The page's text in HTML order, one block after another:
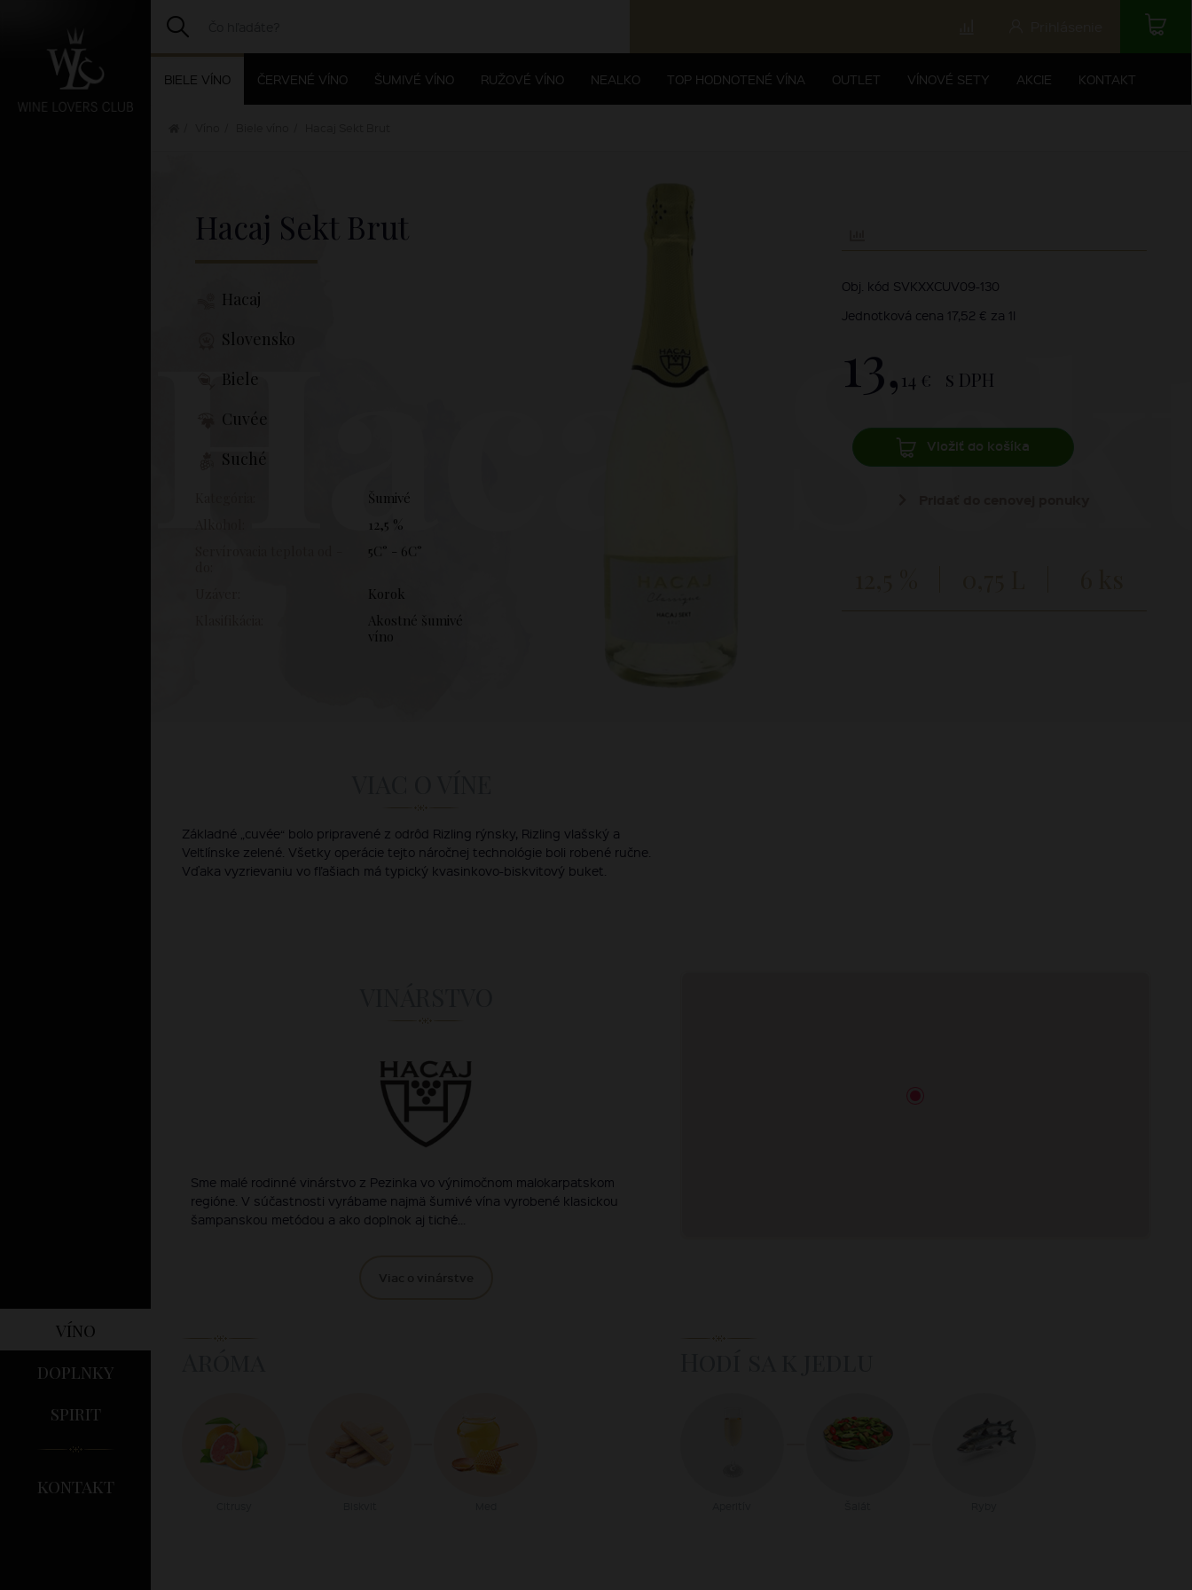
víno
doplnky
spirit
kontakt
BIELE VÍNO ČERVENÉ VÍNO ŠUMIVÉ VÍNO RUŽOVÉ VÍNO NEALKO TOP HODNOTENÉ VÍNA OUTLET VÍNOVÉ SETY AKCIE KONTAKT
Hacaj
Hacaj Sekt Brut
Hacaj
Slovensko
Biele
Cuvée
Suché
Šumivé
12,5 %
5C° - 6C°
Korok
Akostné šumivé
víno
Obj. kód SVKXXCUV09-130
Jednotková cena 17,52 € za 1l
13, 14 € s DPH
Vložiť do košíka
Základné „cuvée“ bolo pripravené z odrôd Rizling rýnsky, Rizling vlašský a
Veltlínske zelené. Všetky operácie tejto náročnej technológie boli robené ručne.
Vďaka vyzrievaniu vo fľašiach má typický kvasinkovo-biskvitový buket.
Sme malé rodinné vinárstvo z Pezinka vo výnimočnom malokarpatskom
regióne. V súčastnosti vyrábame najmä šumivé vína vyrobené klasickou
šampanskou metódou a ako doplnok aj tiché...